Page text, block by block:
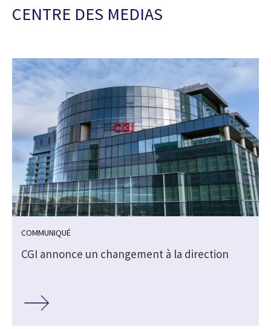
CENTRE DES MEDIAS
COMMUNIQUÉ
CGI annonce un changement à la direction